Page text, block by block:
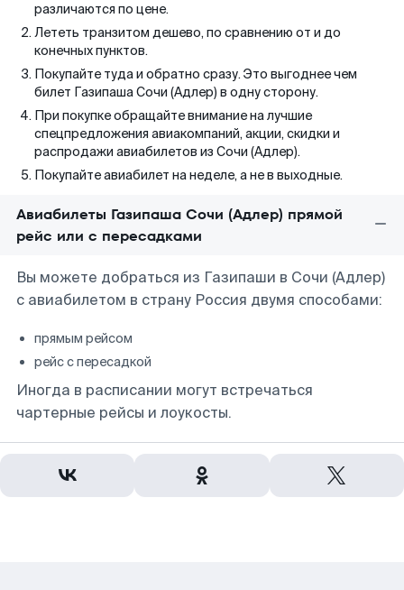
различаются по цене.
Лететь транзитом дешево, по сравнению от и до
конечных пунктов.
Покупайте туда и обратно сразу. Это выгоднее чем
билет Газипаша Сочи (Адлер) в одну сторону.
При покупке обращайте внимание на лучшие
спецпредложения авиакомпаний, акции, скидки и
распродажи авиабилетов из Сочи (Адлер).
Покупайте авиабилет на неделе, а не в выходные.
Авиабилеты Газипаша Сочи (Адлер) прямой
рейс или с пересадками
Вы можете добраться из Газипаши в Сочи (Адлер)
с авиабилетом в страну Россия двумя способами:
прямым рейсом
рейс с пересадкой
Иногда в расписании могут встречаться
чартерные рейсы и лоукосты.